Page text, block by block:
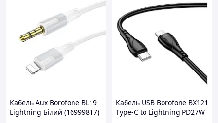
Кабель Aux Borofone BL19
Lightning Бiлий (16999817)
Кабель USB Borofone BX121
Type-C to Lightning PD27W